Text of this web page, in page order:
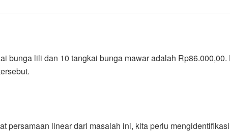
bunga lili dan 10 tangkai bunga mawar adalah
persamaan linear dari masalah ini, kita perlu